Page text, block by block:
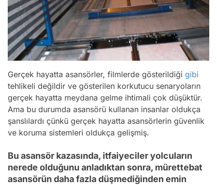
Gerçek hayatta asansörler, filmlerde gösterildiği gibi
tehlikeli değildir ve gösterilen korkutucu senaryoların
gerçek hayatta meydana gelme ihtimali çok düşüktür.
Ama bu durumda asansörü kullanan insanlar oldukça
şanslılardı çünkü gerçek hayatta asansörlerin güvenlik
ve koruma sistemleri oldukça gelişmiş.
Bu asansör kazasında, itfaiyeciler yolcuların
nerede olduğunu anladıktan sonra, mürettebat
asansörün daha fazla düşmediğinden emin